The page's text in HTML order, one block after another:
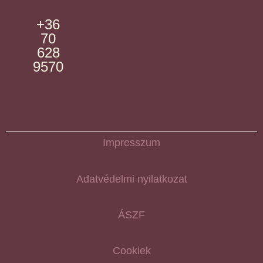
+36
70
628
9570
Impresszum
Adatvédelmi nyilatkozat
ÁSZF
Cookiek